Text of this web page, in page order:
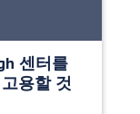
센터를
용할 것